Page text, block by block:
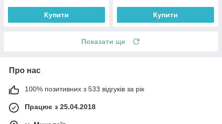
Купити Купити
Показати ще
Про нас
100% позитивних з 533 відгуків за рік
Працює з 25.04.2018